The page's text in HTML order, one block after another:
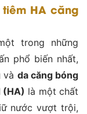
HA căng
trong những
phổ biến nhất,
và da căng bóng
(HA) là một chất
nước vượt trội,